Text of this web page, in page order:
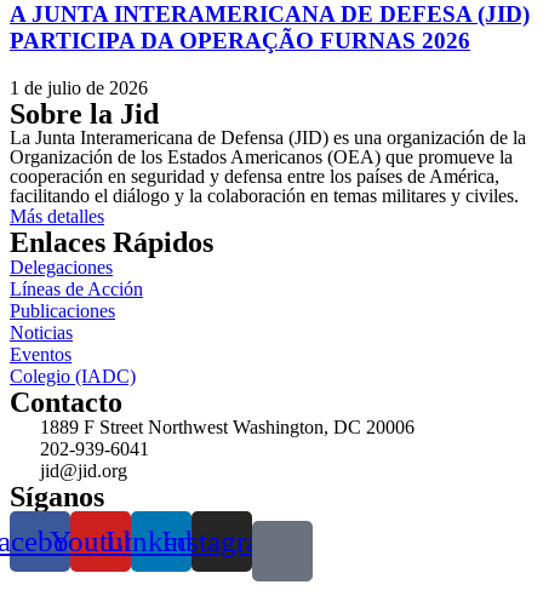
A JUNTA INTERAMERICANA DE DEFESA (JID)
PARTICIPA DA OPERAÇÃO FURNAS 2026
1 de julio de 2026
Sobre la Jid
La Junta Interamericana de Defensa (JID) es una organización de la
Organización de los Estados Americanos (OEA) que promueve la
cooperación en seguridad y defensa entre los países de América,
facilitando el diálogo y la colaboración en temas militares y civiles.
Más detalles
Enlaces Rápidos
Delegaciones
Líneas de Acción
Publicaciones
Noticias
Eventos
Colegio (IADC)
Contacto
1889 F Street Northwest Washington, DC 20006
202-939-6041
jid@jid.org
Síganos
YoutubeLinkedin
Instagram